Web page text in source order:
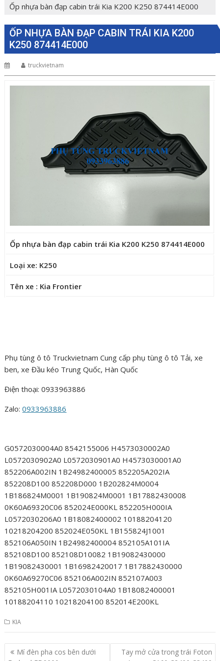
Ốp nhựa bàn đạp cabin trái Kia K200 K250 874414E000
ỐP NHỰA BÀN ĐẠP CABIN TRÁI KIA K200
K250 874414E000
truckvietnam
Ốp nhựa bàn đạp cabin trái Kia K200 K250 874414E000
Loại xe: K250
Tên xe : Kia Frontier
Phụ tùng ô tô Truckvietnam Cung cấp phụ tùng ô tô Tải, xe
ben, xe Đầu kéo Trung Quốc, Hàn Quốc
Điện thoại: 0933963886
Zalo:0933963886
G0572030004A0 8542155006 H4573030002A0
L0572030902A0 L0572030901A0 H4573030001A0
852206A002IN 1B24982400005 852205A202IA
852208D100 852208D000 1B202824M0004
1B186824M0001 1B190824M0001 1B17882430008
0K60A69320C06 852024E000KL 852205H000IA
L0572030206A0 1B18082400002 10188204120
10218204200 852024E050KL 1B155824J1001
852106A050IN 1B24982400004 852105A101IA
852108D100 852108D10082 1B19082430000
1B19082430001 1B16982420017 1B17882430000
0K60A69270C06 852106A002IN 852107A003
852105H001IA L0572030104A0 1B18082400001
10188204110 10218204100 852014E200KL
KIA
Post
Mí đèn pha cos bên dưới
Tay mở cửa trong trái Foton